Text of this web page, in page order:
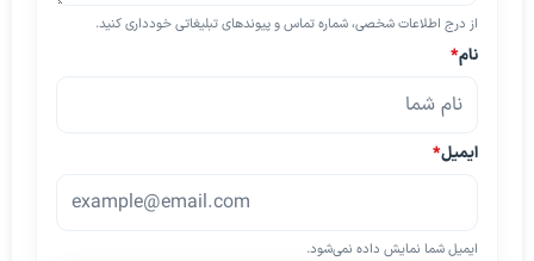
از درج اطلاعات شخصی، شماره تماس و پیوندهای تبلیغاتی خودداری کنید.
نام*
ایمیل*
ایمیل شما نمایش داده نمی‌شود.